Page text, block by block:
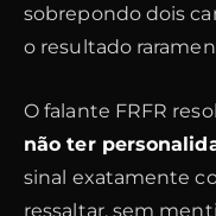
sobrepondo dois
o resultado
O falante FRFR
não ter
sinal exatamente
ressaltar, sem